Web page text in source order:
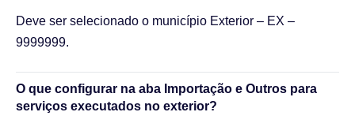
Deve ser selecionado o município Exterior – EX –
9999999.
O que configurar na aba Importação e Outros para
serviços executados no exterior?